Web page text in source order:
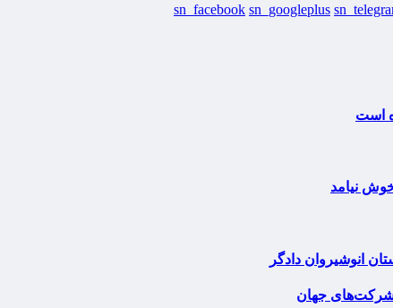
sn_facebook sn_googleplus
است
نیامد
انوشیروان دادگر
شرکت‌های جهان